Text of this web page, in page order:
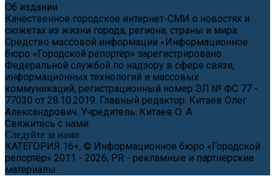
Об издании
Качественное городское интернет-СМИ о новостях и
сюжетах из жизни города, региона, страны и мира.
Средство массовой информации «Информационное
бюро «Городской репортёр» зарегистрировано
Федеральной службой по надзору в сфере связи,
информационных технологий и массовых
коммуникаций, регистрационный номер ЭЛ № ФС 77 -
77030 от 28.10.2019. Главный редактор: Китаев Олег
Александрович. Учредитель: Китаев О. А.
Свяжитесь с нами:
Следуйте за нами
КАТЕГОРИЯ 16+, © Информационное бюро «Городской
репортёр» 2011 - 2026, PR - рекламные и партнерские
материалы.